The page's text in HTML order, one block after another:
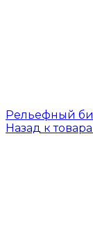
Рельефный
Назад к